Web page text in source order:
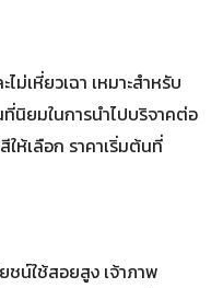
เหี่ยวเฉา เหมาะสำหรับ
นิยมในการนำไปบริจาคต่อ
ให้เลือก ราคาเริ่มต้นที่
น์ใช้สอยสูง เจ้าภาพ